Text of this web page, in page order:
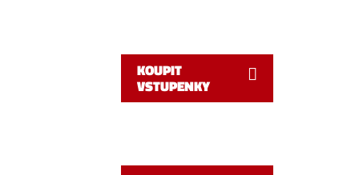
KOUPIT
VSTUPENKY